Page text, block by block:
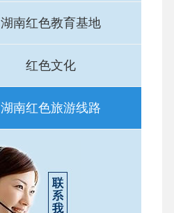
湖南红色教育基地
红色文化
湖南红色旅游线路